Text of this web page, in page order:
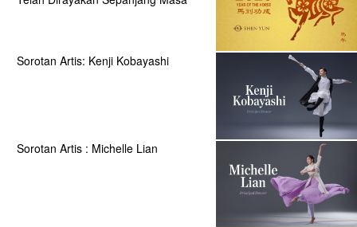
Sorotan Artis: Kenji Kobayashi
Sorotan Artis : Michelle Lian